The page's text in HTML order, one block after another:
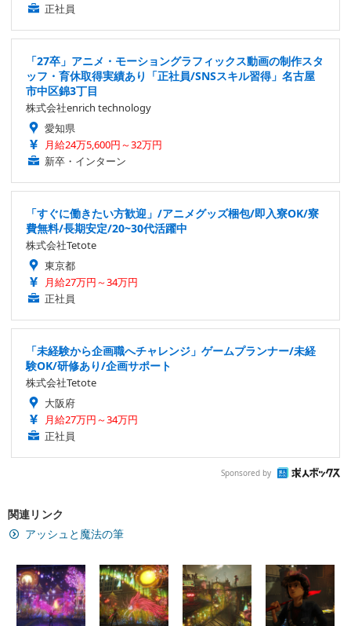
正社員
「27卒」アニメ・モーショングラフィックス動画の制作スタ
ッフ・育休取得実績あり「正社員/SNSスキル習得」名古屋
市中区錦3丁目
株式会社enrich technology
愛知県
月給24万5,600円～32万円
新卒・インターン
「すぐに働きたい方歓迎」/アニメグッズ梱包/即入寮OK/寮
費無料/長期安定/20~30代活躍中
株式会社Tetote
東京都
月給27万円～34万円
正社員
「未経験から企画職へチャレンジ」ゲームプランナー/未経
験OK/研修あり/企画サポート
株式会社Tetote
大阪府
月給27万円～34万円
正社員
Sponsored by
関連リンク
アッシュと魔法の筆